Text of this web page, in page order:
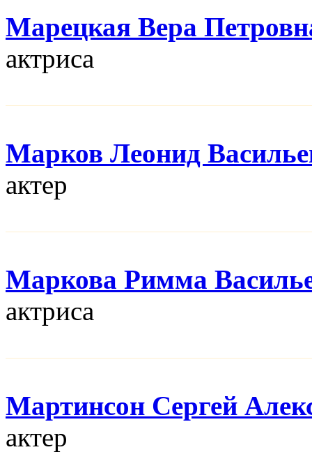
Марецкая Вера
актриса
Марков Леонид
актер
Маркова Римма
актриса
Мартинсон Сергей
актер